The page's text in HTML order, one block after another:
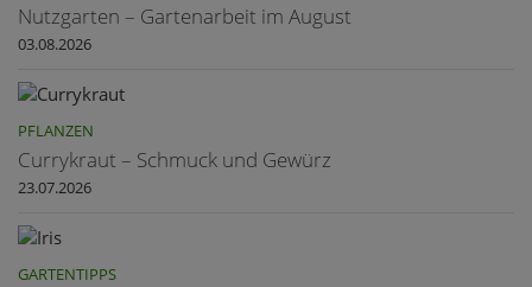
Nutzgarten – Gartenarbeit im August
03.08.2026
PFLANZEN
Currykraut – Schmuck und Gewürz
23.07.2026
GARTENTIPPS